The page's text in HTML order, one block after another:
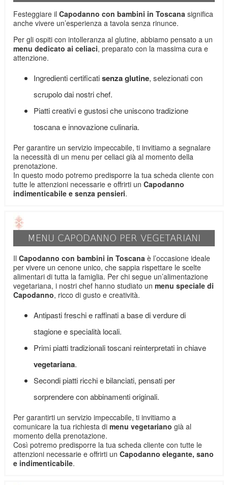
Festeggiare il Capodanno con bambini in Toscana significa
anche vivere un’esperienza a tavola senza rinunce.
Per gli ospiti con intolleranza al glutine, abbiamo pensato a un
menu dedicato ai celiaci, preparato con la massima cura e
attenzione.
Ingredienti certificatisenza glutine, selezionati con
scrupolo dai nostri chef.
Piatti creativi e gustosi che uniscono tradizione
toscana e innovazione culinaria.
Per garantire un servizio impeccabile, ti invitiamo a segnalare
la necessità di un menu per celiaci già al momento della
prenotazione.
In questo modo potremo predisporre la tua scheda cliente con
tutte le attenzioni necessarie e offrirti un Capodanno
indimenticabile e senza pensieri.
MENU CAPODANNO PER VEGETARIANI
Il Capodanno con bambini in Toscana è l’occasione ideale
per vivere un cenone unico, che sappia rispettare le scelte
alimentari di tutta la famiglia. Per chi segue un’alimentazione
vegetariana, i nostri chef hanno studiato un menu speciale di
Capodanno, ricco di gusto e creatività.
Antipasti freschi e raffinati a base di verdure di
stagione e specialità locali.
Primi piatti tradizionali toscani reinterpretati in chiave
vegetariana.
Secondi piatti ricchi e bilanciati, pensati per
sorprendere con abbinamenti originali.
Per garantirti un servizio impeccabile, ti invitiamo a
comunicare la tua richiesta di menu vegetariano già al
momento della prenotazione.
Così potremo predisporre la tua scheda cliente con tutte le
attenzioni necessarie e offrirti un Capodanno elegante, sano
e indimenticabile.